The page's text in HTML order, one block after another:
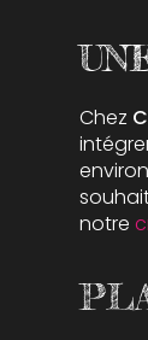
Chez
notre